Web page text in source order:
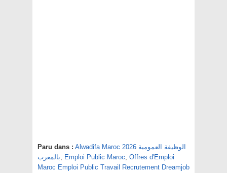
Paru dans : Alwadifa Maroc 2026 الوظيفة العمومية
بالمغرب, Emploi Public Maroc, Offres d'Emploi
Maroc Emploi Public Travail Recrutement Dreamjob